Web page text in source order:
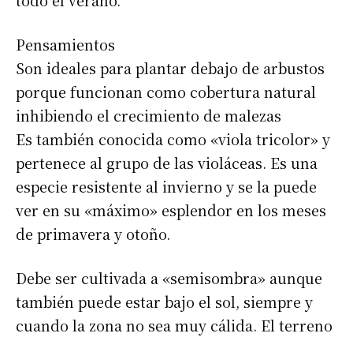
Suscribirme gratis
Nombre
Pensamientos
Son ideales para plantar debajo de arbustos
porque funcionan como cobertura natural
inhibiendo el crecimiento de malezas
Es también conocida como «viola tricolor» y
pertenece al grupo de las violáceas. Es una
especie resistente al invierno y se la puede
ver en su «máximo» esplendor en los meses
de primavera y otoño.
Debe ser cultivada a «semisombra» aunque
también puede estar bajo el sol, siempre y
cuando la zona no sea muy cálida. El terreno